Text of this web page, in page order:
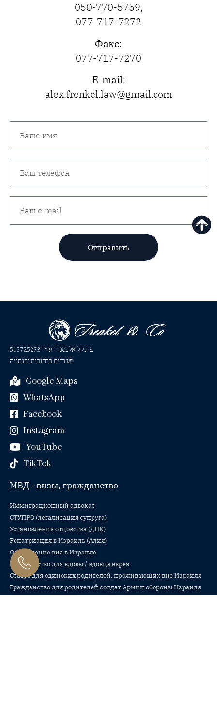
050-770-5759,
077-717-7272
Факс:
077-717-7270
E-mail:
alex.frenkel.law@gmail.com
Отправить
פרנקל אלכסנדר עו״ד 515725273
משרדים ברחובות ובנתניה
Google Maps
WhatsApp
Facebook
Instagram
YouTube
TikTok
МВД - визы, гражданство
Иммиграционный адвокат
СТУПРО (легализация супруга)
Установления отцовства (ДНК)
Репатриация в Израиль (Алия)
Оформление виз в Израиле
Гражданство для вдовы / вдовца еврея
Статус для одиноких родителей, проживающих вне Израиля
Гражданство для родителей солдат Армии обороны Израиля